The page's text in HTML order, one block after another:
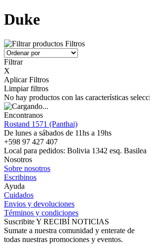
Duke
Filtros
Filtrar
X
Aplicar Filtros
Limpiar filtros
No hay productos con las características
Encontranos
Rostand 1571 (Panthai)
De lunes a sábados de 11hs a 19hs
+598 97 427 407
Local para pedidos: Bolivia 1342 esq. Basilea
Nosotros
Sobre nosotros
Escribinos
Ayuda
Cuidados
Envios y devoluciones
Términos y condiciones
Suscribite Y RECIBÍ NOTICIAS
Sumate a nuestra comunidad y enterate de
todas nuestras promociones y eventos.